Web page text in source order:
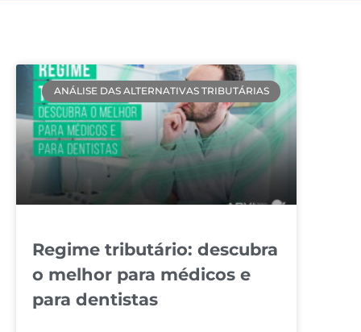
ANÁLISE DAS ALTERNATIVAS TRIBUTÁRIAS
Regime tributário: descubra
o melhor para médicos e
para dentistas